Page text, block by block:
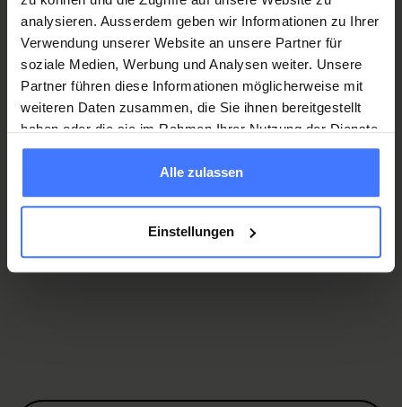
analysieren. Ausserdem geben wir Informationen zu Ihrer
Verwendung unserer Website an unsere Partner für
soziale Medien, Werbung und Analysen weiter. Unsere
Partner führen diese Informationen möglicherweise mit
weiteren Daten zusammen, die Sie ihnen bereitgestellt
haben oder die sie im Rahmen Ihrer Nutzung der Dienste
gesammelt haben.
Alle zulassen
Einstellungen
Schweizer Paraplegiker-